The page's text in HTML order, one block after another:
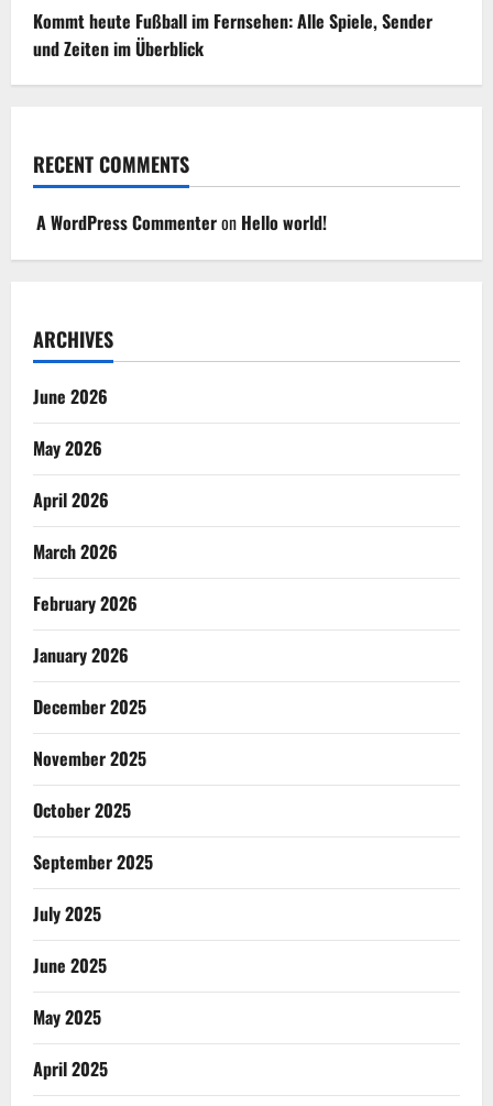
Kommt heute Fußball im Fernsehen: Alle Spiele, Sender
und Zeiten im Überblick
RECENT COMMENTS
A WordPress Commenteron Hello world!
ARCHIVES
June 2026
May 2026
April 2026
March 2026
February 2026
January 2026
December 2025
November 2025
October 2025
September 2025
July 2025
June 2025
May 2025
April 2025